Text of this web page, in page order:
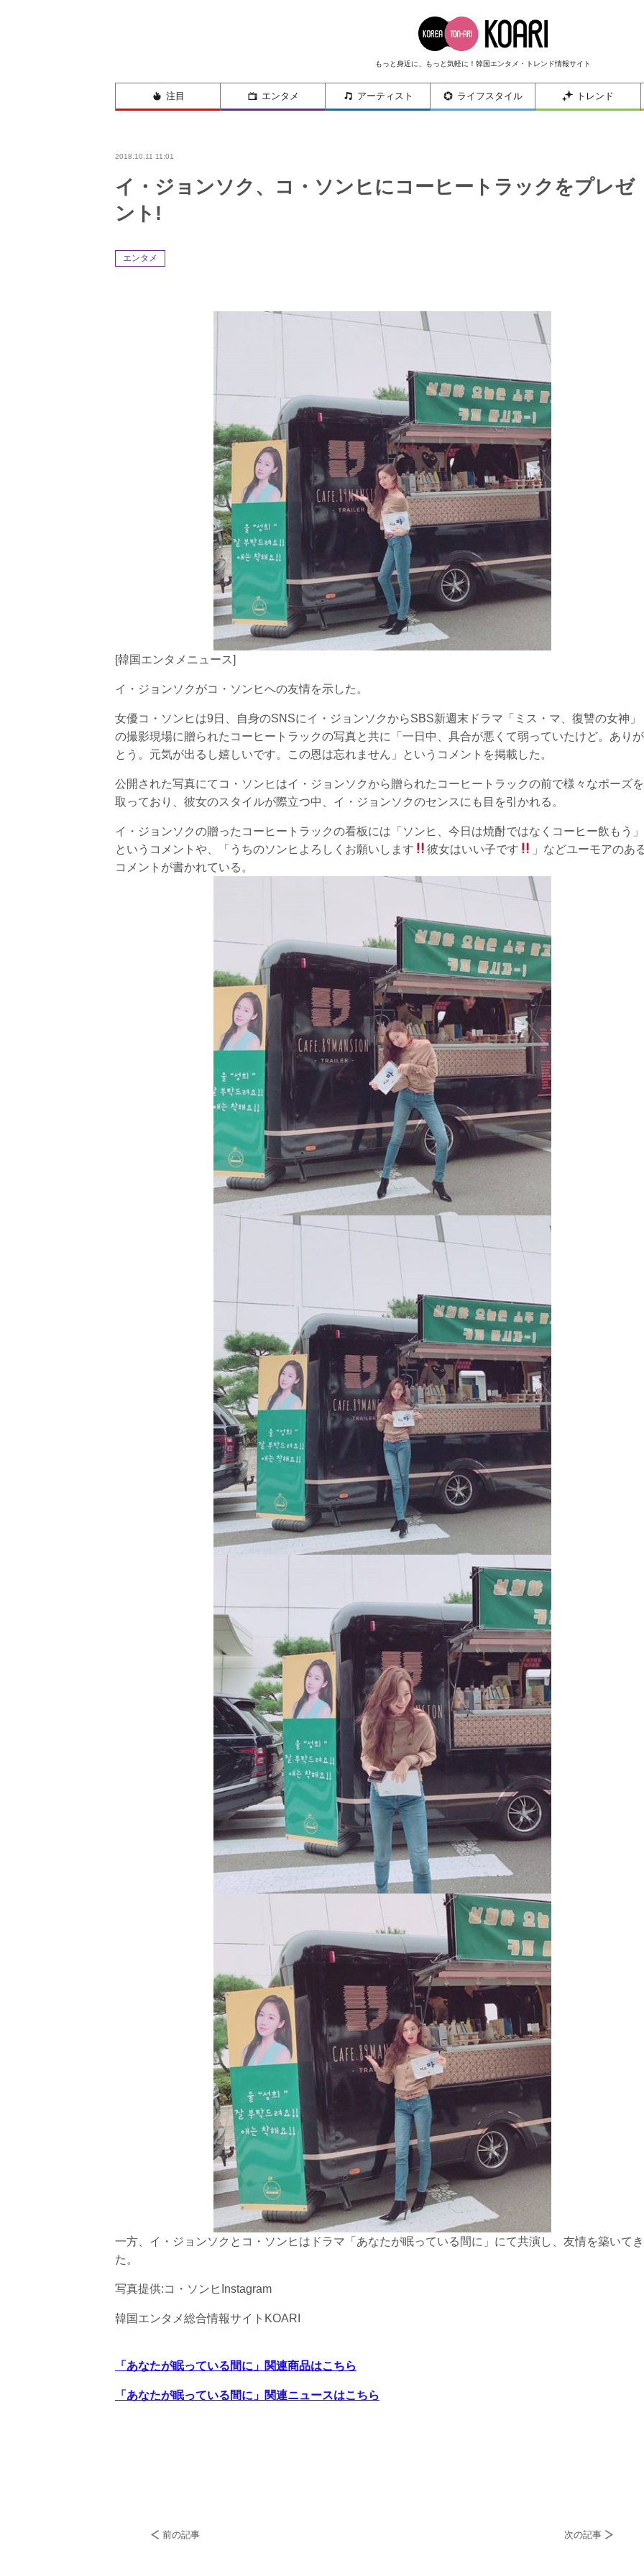
もっと身近に、もっと気軽に！韓国エンタメ・トレンド情報サイト
注目 エンタメ アーティスト ライフスタイル トレンド
2018.10.11 11:01
イ・ジョンソク、コ・ソンヒにコーヒートラックをプレゼ
ント!
エンタメ
[韓国エンタメニュース]
イ・ジョンソクがコ・ソンヒへの友情を示した。
女優コ・ソンヒは9日、自身のSNSにイ・ジョンソクからSBS新週末ドラマ「ミス・マ、復讐の女神」
の撮影現場に贈られたコーヒートラックの写真と共に「一日中、具合が悪くて弱っていたけど。ありが
とう。元気が出るし嬉しいです。この恩は忘れません」というコメントを掲載した。
公開された写真にてコ・ソンヒはイ・ジョンソクから贈られたコーヒートラックの前で様々なポーズを
取っており、彼女のスタイルが際立つ中、イ・ジョンソクのセンスにも目を引かれる。
イ・ジョンソクの贈ったコーヒートラックの看板には「ソンヒ、今日は焼酎ではなくコーヒー飲もう」
というコメントや、「うちのソンヒよろしくお願いします
彼女はいい子です
」などユーモアのあ
コメントが書かれている。
一方、イ・ジョンソクとコ・ソンヒはドラマ「あなたが眠っている間に」にて共演し、友情を築いてき
た。
写真提供:コ・ソンヒInstagram
韓国エンタメ総合情報サイトKOARI
「あなたが眠っている間に」関連商品はこちら
「あなたが眠っている間に」関連ニュースはこちら
前の記事 次の記事